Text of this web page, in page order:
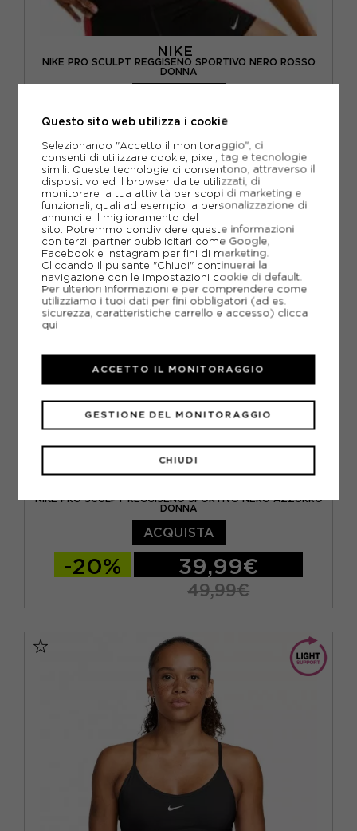
NIKE
NIKE PRO SCULPT REGGISENO SPORTIVO NERO ROSSO
DONNA
XS S M L
-20% 39,99€
49,99€
NIKE PRO SCULPT REGGISENO SPORTIVO NERO AZZURRO
DONNA
ACQUISTA
-20% 39,99€
49,99€
Questo sito web utilizza i cookie
Selezionando "Accetto il monitoraggio", ci
consenti di utilizzare cookie, pixel, tag e tecnologie
simili. Queste tecnologie ci consentono, attraverso il
dispositivo ed il browser da te utilizzati, di
monitorare la tua attività per scopi di marketing e
funzionali, quali ad esempio la personalizzazione di
annunci e il miglioramento del
sito. Potremmo condividere queste informazioni
con terzi: partner pubblicitari come Google,
Facebook e Instagram per fini di marketing.
Cliccando il pulsante "Chiudi" continuerai la
navigazione con le impostazioni cookie di default.
Per ulteriori informazioni e per comprendere come
utilizziamo i tuoi dati per fini obbligatori (ad es.
sicurezza, caratteristiche carrello e accesso) clicca
qui
CHIUDI
GESTIONE DEL MONITORAGGIO
ACCETTO IL MONITORAGGIO